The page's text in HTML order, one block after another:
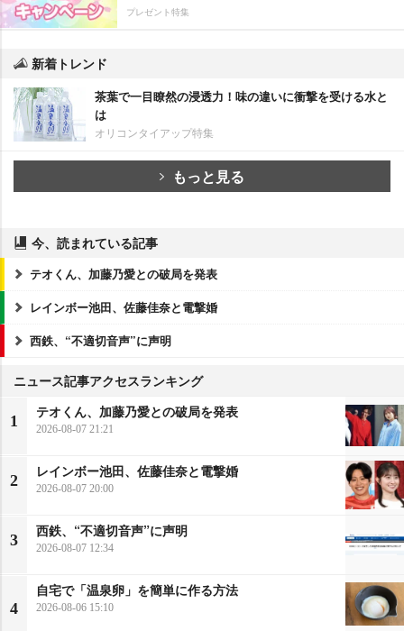
プレゼント特集
新着トレンド
茶葉で一目瞭然の浸透力！味の違いに衝撃を受ける水と
は
オリコンタイアップ特集
もっと見る
今、読まれている記事
テオくん、加藤乃愛との破局を発表
レインボー池田、佐藤佳奈と電撃婚
西鉄、“不適切音声”に声明
ニュース記事アクセスランキング
1
テオくん、加藤乃愛との破局を発表
2026-08-07 21:21
2
レインボー池田、佐藤佳奈と電撃婚
2026-08-07 20:00
3
西鉄、“不適切音声”に声明
2026-08-07 12:34
4
自宅で「温泉卵」を簡単に作る方法
2026-08-06 15:10